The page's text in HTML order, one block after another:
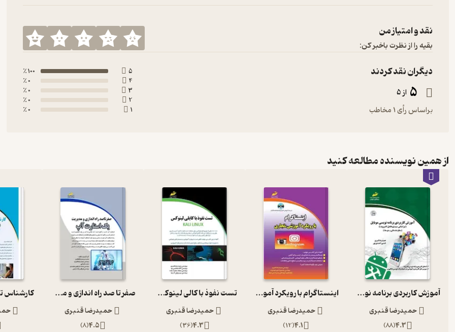
نقد و امتیاز من
بقیه را از نظرت باخبر کن:
دیگران نقد کردند
5 از 5
براساس رأی 1 مخاطب
5
100 ٪
4
0 ٪
3
0 ٪
2
0 ٪
1
0 ٪
از همین نویسنده مطالعه کنید
آموزش کاربردی برنامه نویسی موبایل
حمیدرضا قنبری
4.3
(
88
)
اینستاگرام با رویکرد آموزشی و تجاری
حمیدرضا قنبری
4.1
(
12
)
تست نفوذ با کالی لینوکس KALI LINUX 1
حمیدرضا قنبری
4.3
(
36
)
صفر تا صد راه اندازی و مدیریت یک استارت آپ از ایده تا عمل
حمیدرضا قنبری
4.5
(
8
)